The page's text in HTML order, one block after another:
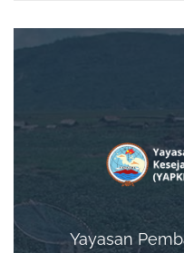
Yayasan